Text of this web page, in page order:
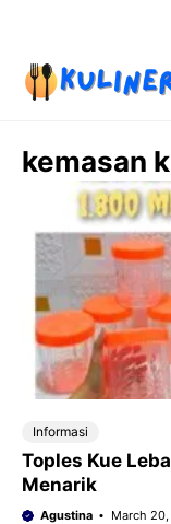
content
kemasan
Informasi
Toples Kue
Menarik
Agustina March